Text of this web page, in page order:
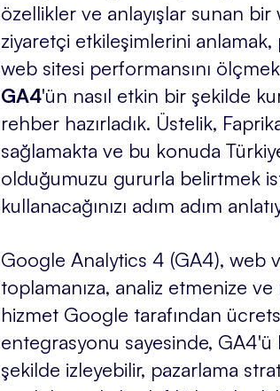
özellikler ve anlayışlar sunan
ziyaretçi etkileşimlerini
web sitesi performansını
GA4'ün nasıl etkin bir şekilde
rehber hazırladık. Üstelik,
sağlamakta ve bu konuda
olduğumuzu gururla belirtmek
kullanacağınızı adım adım
Google Analytics 4 (GA4), web
toplamanıza, analiz etmenize ve
hizmet Google tarafından
entegrasyonu sayesinde, GA4'ü
şekilde izleyebilir, pazarlama